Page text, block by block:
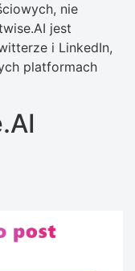
nie
jest
i LinkedIn,
platformach